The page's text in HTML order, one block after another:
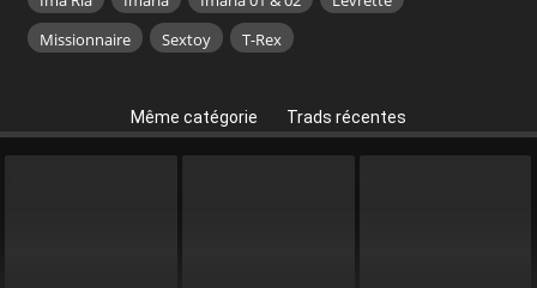
Missionnaire
Sextoy T-Rex
Même catégorie Trads récentes